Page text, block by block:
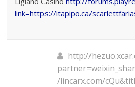
link=https://itapipo.ca/
http://
/lincarx.com/